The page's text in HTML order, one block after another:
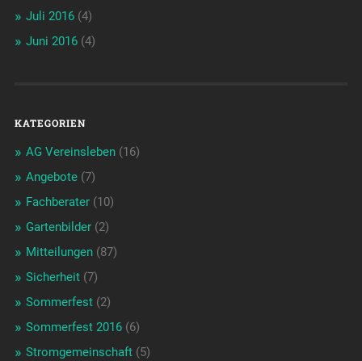
Juli 2016(4)
Juni 2016(4)
KATEGORIEN
AG Vereinsleben(16)
Angebote(7)
Fachberater(10)
Gartenbilder(2)
Mitteilungen(87)
Sicherheit(7)
Sommerfest(2)
Sommerfest 2016(6)
Stromgemeinschaft(5)